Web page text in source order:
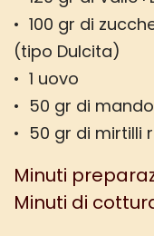
• 100 gr di
(tipo Dulcita)
• 1 uovo
• 50 gr di
• 50 gr di mirtilli
Minuti
Minuti di